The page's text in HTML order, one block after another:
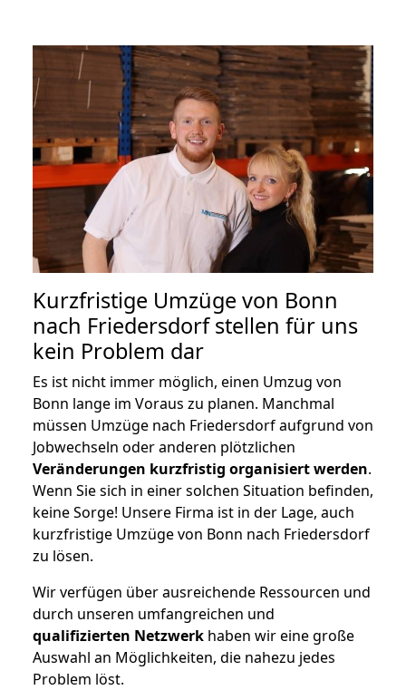
Kurzfristige Umzüge von Bonn
nach Friedersdorf stellen für uns
kein Problem dar
Es ist nicht immer möglich, einen Umzug von
Bonn lange im Voraus zu planen. Manchmal
müssen Umzüge nach Friedersdorf aufgrund von
Jobwechseln oder anderen plötzlichen
Veränderungen kurzfristig organisiert werden.
Wenn Sie sich in einer solchen Situation befinden,
keine Sorge! Unsere Firma ist in der Lage, auch
kurzfristige Umzüge von Bonn nach Friedersdorf
zu lösen.
Wir verfügen über ausreichende Ressourcen und
durch unseren umfangreichen und
qualifizierten Netzwerk haben wir eine große
Auswahl an Möglichkeiten, die nahezu jedes
Problem löst.